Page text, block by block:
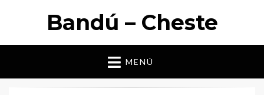
Bandú – Cheste
MENÚ